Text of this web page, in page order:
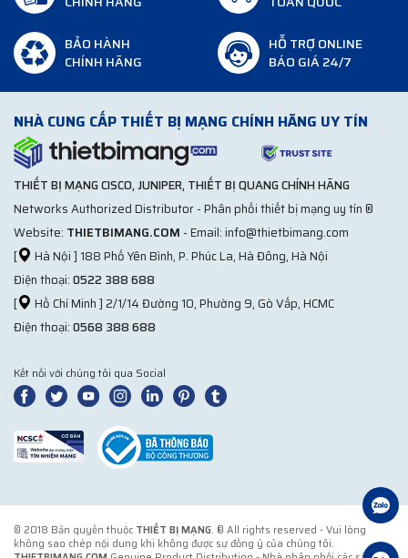
BẢO HÀNH
CHÍNH HÃNG
HỖ TRỢ ONLINE
BÁO GIÁ 24/7
NHÀ CUNG CẤP THIẾT BỊ MẠNG CHÍNH HÃNG UY TÍN
THIẾT BỊ MẠNG CISCO, JUNIPER, THIẾT BỊ QUANG CHÍNH HÃNG
Networks Authorized Distributor - Phân phối thiết bị mạng uy tín ®
Website: THIETBIMANG.COM - Email: info@thietbimang.com
[
Hà Nội ] 188 Phố Yên Bình, P. Phúc La, Hà Đông, Hà Nội
Điện thoại:0522 388 688
[
Hồ Chí Minh ] 2/1/14 Đường 10, Phường 9, Gò Vấp, HCMC
Điện thoại:0568 388 688
Kết nối với chúng tôi qua Social
© 2018 Bản quyền thuộc THIẾT BỊ MẠNG. ® All rights reserved - Vui lòng
không sao chép nội dung khi không được sự đồng ý của chúng tôi.